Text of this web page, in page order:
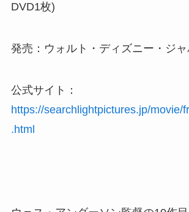
DVD1枚)
発売：ウォルト・ディズニー・ジ
公式サイト：
https://searchlightpictures.jp/movie/
.html